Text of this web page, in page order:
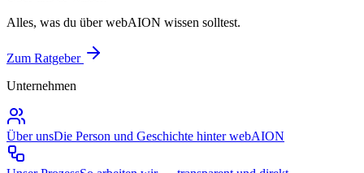
Alles, was du über webAION wissen solltest.
Zum Ratgeber
Unternehmen
Über unsDie Person und Geschichte hinter webAION